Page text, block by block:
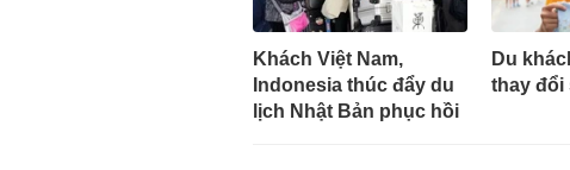
Khách Việt Nam,
Indonesia thúc đẩy du
lịch Nhật Bản phục hồi
Du
thay đổi